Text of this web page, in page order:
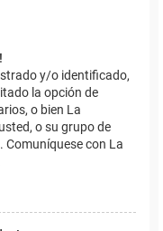
y/o identificado,
la opción de
o bien La
o su grupo de
Comuníquese con La